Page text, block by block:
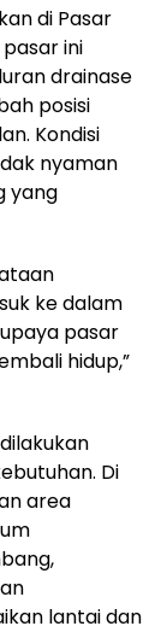
di Pasar
ini
drainase
posisi
Kondisi
nyaman
yang
ke dalam
pasar
hidup,”
Di
area
lantai dan